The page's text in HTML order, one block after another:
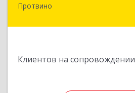
Протвино
Клиентов на сопровождении